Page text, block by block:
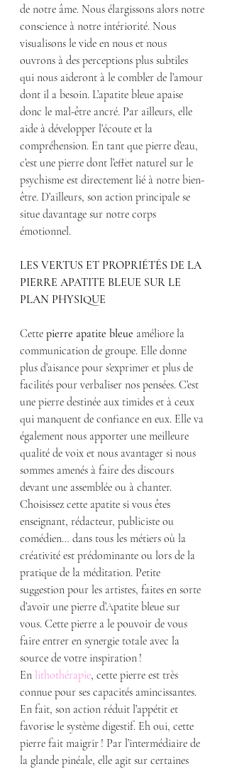
de notre âme. Nous élargissons alors notre
conscience à notre intériorité. Nous
visualisons le vide en nous et nous
ouvrons à des perceptions plus subtiles
qui nous aideront à le combler de l’amour
dont il a besoin. L’apatite bleue apaise
donc le mal-être ancré. Par ailleurs, elle
aide à développer l’écoute et la
compréhension. En tant que pierre d’eau,
c’est une pierre dont l’effet naturel sur le
psychisme est directement lié à notre bien-
être. D’ailleurs, son action principale se
situe davantage sur notre corps
émotionnel.
LES VERTUS ET PROPRIÉTÉS DE LA
PIERRE APATITE BLEUE SUR LE
PLAN PHYSIQUE
Cette pierre apatite bleue améliore la
communication de groupe. Elle donne
plus d’aisance pour s’exprimer et plus de
facilités pour verbaliser nos pensées. C’est
une pierre destinée aux timides et à ceux
qui manquent de confiance en eux. Elle va
également nous apporter une meilleure
qualité de voix et nous avantager si nous
sommes amenés à faire des discours
devant une assemblée ou à chanter.
Choisissez cette apatite si vous êtes
enseignant, rédacteur, publiciste ou
comédien… dans tous les métiers où la
créativité est prédominante ou lors de la
pratique de la méditation. Petite
suggestion pour les artistes, faites en sorte
d’avoir une pierre d’Apatite bleue sur
vous. Cette pierre a le pouvoir de vous
faire entrer en synergie totale avec la
source de votre inspiration !
En lithothérapie, cette pierre est très
connue pour ses capacités amincissantes.
En fait, son action réduit l’appétit et
favorise le système digestif. Eh oui, cette
pierre fait maigrir ! Par l’intermédiaire de
la glande pinéale, elle agit sur certaines